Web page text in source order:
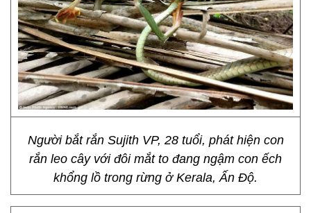
Người bắt rắn Sujith VP, 28 tuổi, phát hiện con
rắn leo cây với đôi mắt to đang ngậm con ếch
khổng lồ trong rừng ở Kerala, Ấn Độ.